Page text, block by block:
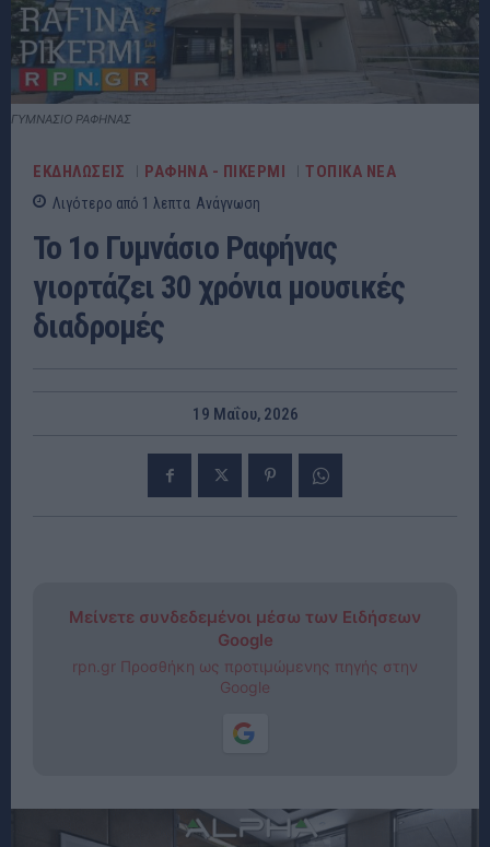
ΓΥΜΝΑΣΙΟ ΡΑΦΗΝΑΣ
ΕΚΔΗΛΩΣΕΙΣ ΡΑΦΗΝΑ - ΠΙΚΕΡΜΙ ΤΟΠΙΚΑ ΝΕΑ
Λιγότερο από 1 λεπτα Ανάγνωση
Το 1ο Γυμνάσιο Ραφήνας
γιορτάζει 30 χρόνια μουσικές
διαδρομές
19 Μαΐου, 2026
Μείνετε συνδεδεμένοι μέσω των Ειδήσεων
Google
rpn.gr Προσθήκη ως προτιμώμενης πηγής στην
Google